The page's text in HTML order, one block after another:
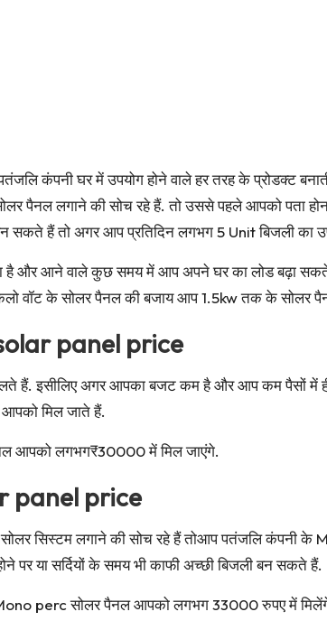
कंपनी घर में उपयोग होने वाले हर तरह के प्रोडक्ट
पैनल लगाने की सोच रहे हैं. तो उससे पहले आपको पता
सकते हैं तो अगर आप प्रतिदिन लगभग 5 Unit बिजली का
और आने वाले कुछ समय में आप अपने घर का लोड बढ़ा सकते
वॉट के सोलर पैनल की बजाय आप 1.5kw तक के सोलर
panel price
हैं. इसीलिए अगर आपका बजट कम है और आप कम पैसों में
मिल जाते हैं.
आपको लगभग₹30000 में मिल जाएंगे.
panel price
सिस्टम लगाने की सोच रहे हैं तोआप पतंजलि कंपनी
पर या सर्दियों के समय भी काफी अच्छी बिजली बन सकते हैं.
Mono perc सोलर पैनल आपको लगभग 33000 रुपए में